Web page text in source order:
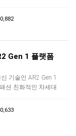
Gen 1 플랫폼
기술인 AR2 Gen 1
션 친화적인 차세대